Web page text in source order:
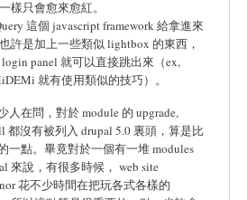
樣只會愈來愈紅。
這個 javascript framework 給拿進來
許是加上一些類似 lightbox 的東西，
panel 就可以直接跳出來（ex,
就有使用類似的技巧）。
人在問，對於 module 的 upgrade,
都沒有被列入 drupal 5.0 裏頭，算是比
一點。畢竟對於一個有一堆 modules
來說，有很多時候， web site
花不少時間在把玩各式各樣的